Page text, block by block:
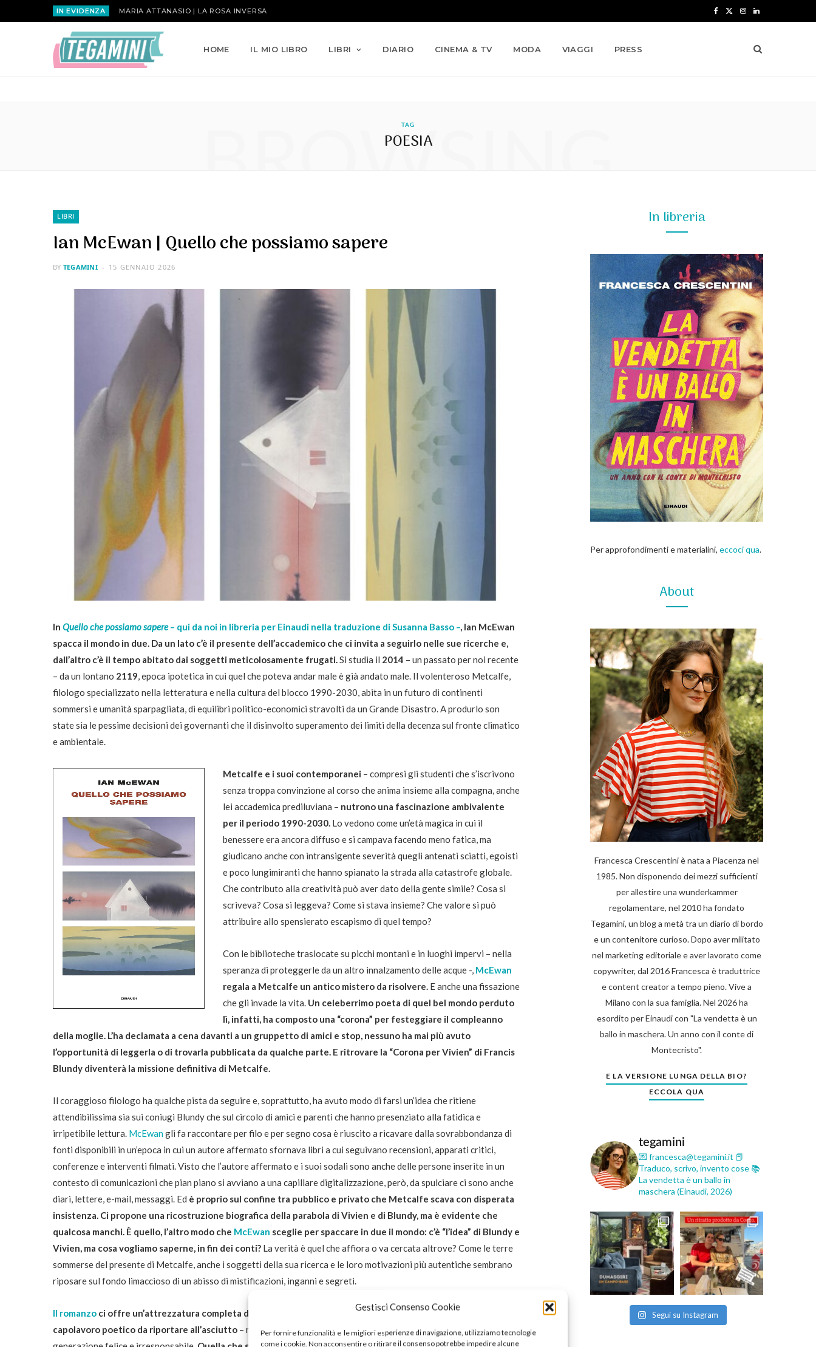
Gestisci Consenso Cookie
Per fornire funzionalità e le migliori esperienze di navigazione, utilizziamo tecnologie
come i cookie. Non acconsentire o ritirare il consenso potrebbe impedire alcune
IN EVIDENZA MARIA ATTANASIO | LA ROSA INVERSA I L
n
HOME IL MIO LIBRO LIBRI DIARIO CINEMA & TV MODA VIAGGI PRESS
TAG
POESIA
BROWSING
LIBRI
Ian McEwan | Quello che possiamo sapere
BY TEGAMINI 15 GENNAIO 2026
In Quello che possiamo sapere– qui da noi in libreria per Einaudi nella traduzione di Susanna Basso –, Ian McEwan
spacca il mondo in due. Da un lato c’è il presente dell’accademico che ci invita a seguirlo nelle sue ricerche e,
dall’altro c’è il tempo abitato dai soggetti meticolosamente frugati.Si studia il 2014 – un passato per noi recente
– da un lontano 2119, epoca ipotetica in cui quel che poteva andar male è già andato male. Il volenteroso Metcalfe,
filologo specializzato nella letteratura e nella cultura del blocco 1990-2030, abita in un futuro di continenti
sommersi e umanità sparpagliata, di equilibri politico-economici stravolti da un Grande Disastro. A produrlo son
state sia le pessime decisioni dei governanti che il disinvolto superamento dei limiti della decenza sul fronte climatico
e ambientale.
Metcalfe e i suoi contemporanei – compresi gli studenti che s’iscrivono
senza troppa convinzione al corso che anima insieme alla compagna, anche
lei accademica prediluviana – nutrono una fascinazione ambivalente
per il periodo 1990-2030. Lo vedono come un’età magica in cui il
benessere era ancora diffuso e si campava facendo meno fatica, ma
giudicano anche con intransigente severità quegli antenati sciatti, egoisti
e poco lungimiranti che hanno spianato la strada alla catastrofe globale.
Che contributo alla creatività può aver dato della gente simile? Cosa si
scriveva? Cosa si leggeva? Come si stava insieme? Che valore si può
attribuire allo spensierato escapismo di quel tempo?
Con le biblioteche traslocate su picchi montani e in luoghi impervi – nella
speranza di proteggerle da un altro innalzamento delle acque -, McEwan
regala a Metcalfe un antico mistero da risolvere. E anche una fissazione
che gli invade la vita. Un celeberrimo poeta di quel bel mondo perduto
lì, infatti, ha composto una “corona” per festeggiare il compleanno
della moglie. L’ha declamata a cena davanti a un gruppetto di amici e stop, nessuno ha mai più avuto
l’opportunità di leggerla o di trovarla pubblicata da qualche parte. E ritrovare la “Corona per Vivien” di Francis
Blundy diventerà la missione definitiva di Metcalfe.
Il coraggioso filologo ha qualche pista da seguire e, soprattutto, ha avuto modo di farsi un’idea che ritiene
attendibilissima sia sui coniugi Blundy che sul circolo di amici e parenti che hanno presenziato alla fatidica e
irripetibile lettura. McEwangli fa raccontare per filo e per segno cosa è riuscito a ricavare dalla sovrabbondanza di
fonti disponibili in un’epoca in cui un autore affermato sfornava libri a cui seguivano recensioni, apparati critici,
conferenze e interventi filmati. Visto che l’autore affermato e i suoi sodali sono anche delle persone inserite in un
contesto di comunicazioni che pian piano si avviano a una capillare digitalizzazione, però, da spulciare ci sono anche
diari, lettere, e-mail, messaggi. Ed è proprio sul confine tra pubblico e privato che Metcalfe scava con disperata
insistenza. Ci propone una ricostruzione biografica della parabola di Vivien e di Blundy, ma è evidente che
qualcosa manchi. È quello, l’altro modo che McEwan sceglie per spaccare in due il mondo: c’è “l’idea” di Blundy e
Vivien, ma cosa vogliamo saperne, in fin dei conti? La verità è quel che affiora o va cercata altrove? Come le terre
sommerse del presente di Metcalfe, anche i soggetti della sua ricerca e le loro motivazioni più autentiche sembrano
riposare sul fondo limaccioso di un abisso di mistificazioni, inganni e segreti.
Il romanzo ci offre un’attrezzatura completa da palombari ed è lì che ci trascina, con l’eterna promessa di un
capolavoro poetico da riportare all’asciutto – magra vittoria nella desolazione che tocca ai discendenti di quella
In libreria
Per approfondimenti e materialini, eccoci qua.
About
Francesca Crescentini è nata a Piacenza nel
1985. Non disponendo dei mezzi sufficienti
per allestire una wunderkammer
regolamentare, nel 2010 ha fondato
Tegamini, un blog a metà tra un diario di bordo
e un contenitore curioso. Dopo aver militato
nel marketing editoriale e aver lavorato come
copywriter, dal 2016 Francesca è traduttrice
e content creator a tempo pieno. Vive a
Milano con la sua famiglia. Nel 2026 ha
esordito per Einaudi con "La vendetta è un
ballo in maschera. Un anno con il conte di
Montecristo".
E LA VERSIONE LUNGA DELLA BIO?
ECCOLA QUA
tegamini
💌 francesca@tegamini.it 📕
Traduco, scrivo, invento cose 📚
La vendetta è un ballo in
maschera (Einaudi, 2026)
Segui su Instagram